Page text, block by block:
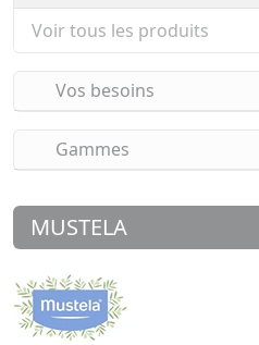
Voir tous les produits
Vos besoins
Gammes
MUSTELA